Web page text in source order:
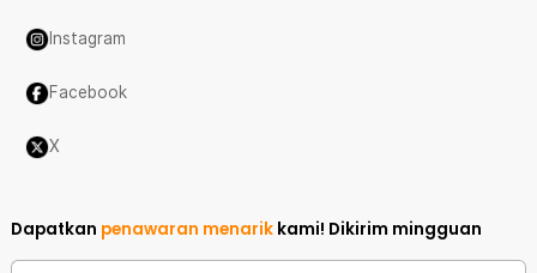
Instagram
Facebook
X
Dapatkan penawaran menarik kami! Dikirim mingguan